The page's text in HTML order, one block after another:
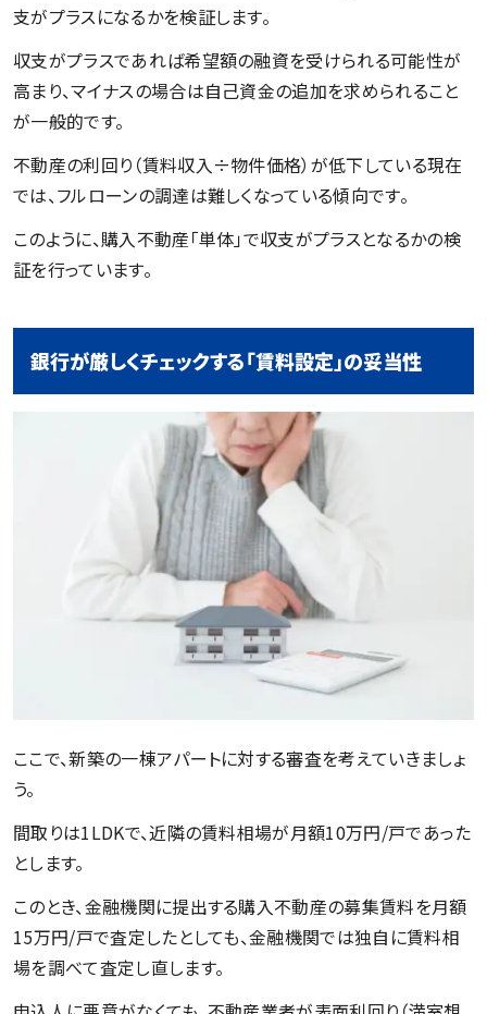
支がプラスになるかを検証します。
収支がプラスであれば希望額の融資を受けられる可能性が
高まり、マイナスの場合は自己資金の追加を求められること
が一般的です。
不動産の利回り（賃料収入÷物件価格）が低下している現在
では、フルローンの調達は難しくなっている傾向です。
このように、購入不動産「単体」で収支がプラスとなるかの検
証を行っています。
銀行が厳しくチェックする「賃料設定」の妥当性
ここで、新築の一棟アパートに対する審査を考えていきましょ
う。
間取りは1LDKで、近隣の賃料相場が月額10万円/戸であった
とします。
このとき、金融機関に提出する購入不動産の募集賃料を月額
15万円/戸で査定したとしても、金融機関では独自に賃料相
場を調べて査定し直します。